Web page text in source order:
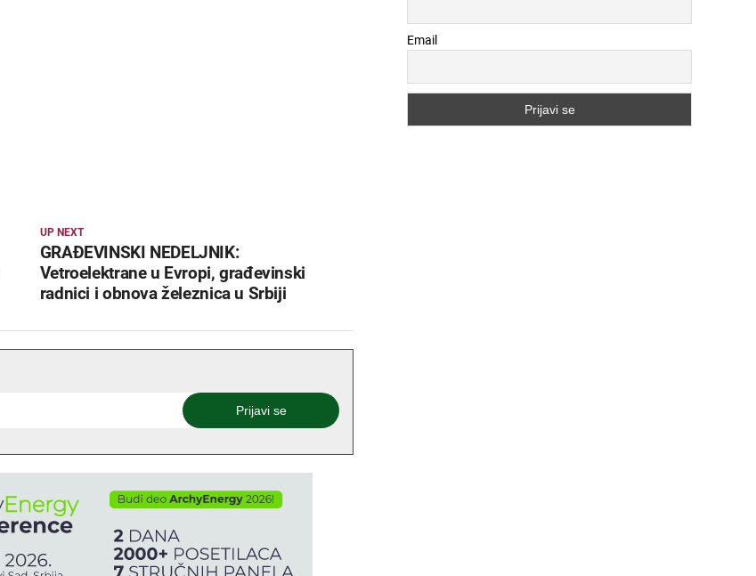
UP NEXT
GRAĐEVINSKI NEDELJNIK:
Vetroelektrane u Evropi, građevinski
radnici i obnova železnica u Srbiji
Email